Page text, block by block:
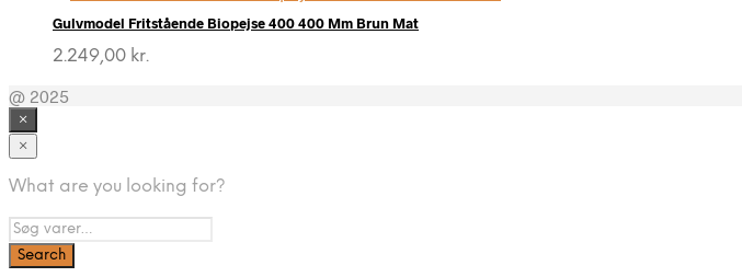
var:
er:
Gulvmodel Fritstående Biopejse 400 400 Mm Brun Mat
2.249,00 kr.
@ 2025
×
×
What are you looking for?